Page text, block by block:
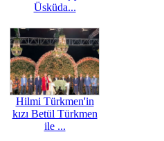
Üsküda...
Hilmi Türkmen'in
kızı Betül Türkmen
ile ...